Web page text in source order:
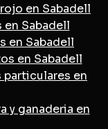
en Sabadell
en Sabadell
en Sabadell
en Sabadell
particulares en
y ganaderia en